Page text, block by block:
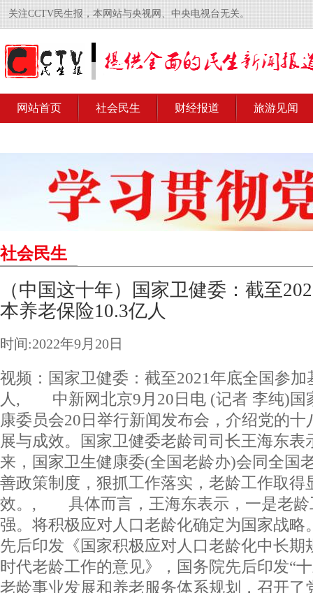
关注CCTV民生报，本网站与央视网、中央电视台无关。
网站首页 社会民生 财经报道 旅游见闻
社会民生
（中国这十年）国家卫健委：截至
本养老保险10.3亿人
时间:2022年9月20日
视频：国家卫健委：截至2021年底全国参加
人 , 中新网北京9月20日电 (记者 李纯)国
康委员会20日举行新闻发布会，介绍党的
展与成效。国家卫健委老龄司司长王海东表
来，国家卫生健康委(全国老龄办)会同全国
善政策制度，狠抓工作落实，老龄工作取得
效。, 具体而言，王海东表示，一是老龄
强。将积极应对人口老龄化确定为国家战略
先后印发《国家积极应对人口老龄化中长期
时代老龄工作的意见》，国务院先后印发“
老龄事业发展和养老服务体系规划，召开了